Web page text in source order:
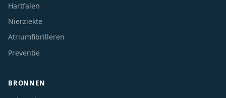
Hartfalen
Nierziekte
Atriumfibrilleren
Preventie
BRONNEN